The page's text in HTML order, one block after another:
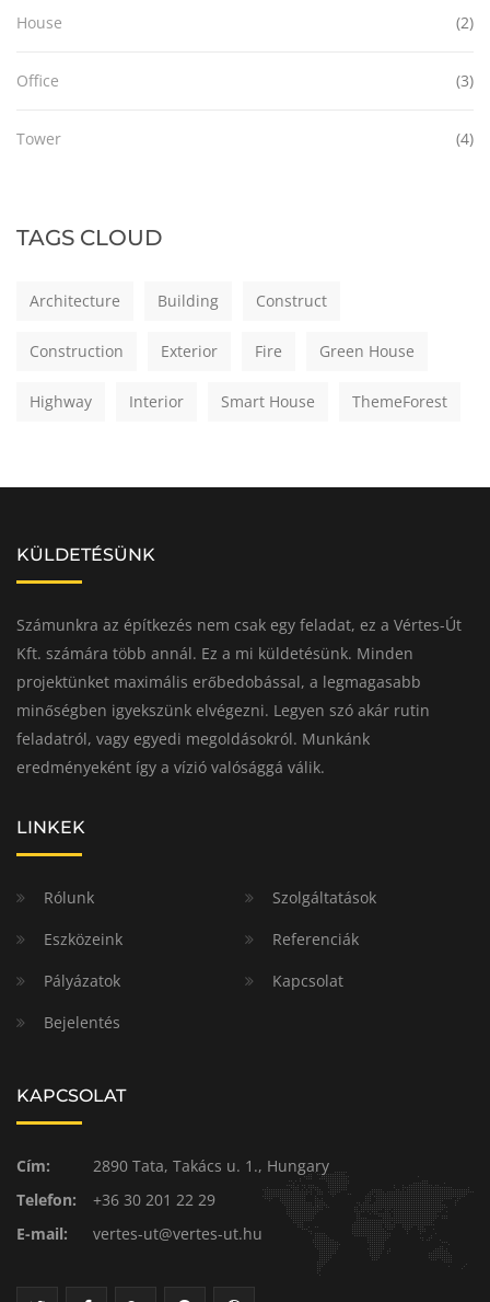
House (2)
Office (3)
Tower (4)
TAGS CLOUD
Architecture Building Construct
Construction Exterior Fire Green House
Highway Interior Smart House ThemeForest
KÜLDETÉSÜNK
Számunkra az építkezés nem csak egy feladat, ez a Vértes-Út
Kft. számára több annál. Ez a mi küldetésünk. Minden
projektünket maximális erőbedobással, a legmagasabb
minőségben igyekszünk elvégezni. Legyen szó akár rutin
feladatról, vagy egyedi megoldásokról. Munkánk
eredményeként így a vízió valósággá válik.
LINKEK
Rólunk
Szolgáltatások
Eszközeink
Referenciák
Pályázatok
Kapcsolat
Bejelentés
KAPCSOLAT
Cím:
2890 Tata, Takács u. 1., Hungary
Telefon:
+36 30 201 22 29
E-mail:
vertes-ut@vertes-ut.hu